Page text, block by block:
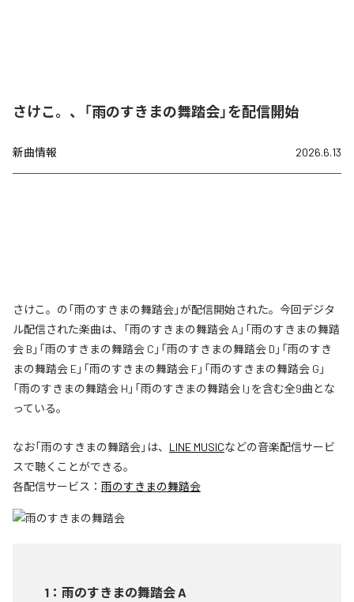
さけこ。、「雨のすきまの舞踏会」を配信開始
新曲情報 2026.6.13
さけこ。の「雨のすきまの舞踏会」が配信開始された。今回デジタ
ル配信された楽曲は、「雨のすきまの舞踏会 A」「雨のすきまの舞踏
会 B」「雨のすきまの舞踏会 C」「雨のすきまの舞踏会 D」「雨のすき
まの舞踏会 E」「雨のすきまの舞踏会 F」「雨のすきまの舞踏会 G」
「雨のすきまの舞踏会 H」「雨のすきまの舞踏会 I」を含む全9曲とな
っている。
なお「雨のすきまの舞踏会」は、 LINE MUSICなどの音楽配信サービ
スで聴くことができる。
各配信サービス： 雨のすきまの舞踏会
1 ： 雨のすきまの舞踏会 A